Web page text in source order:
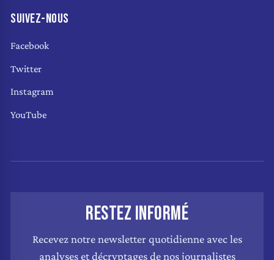
SUIVEZ-NOUS
Facebook
Twitter
Instagram
YouTube
RESTEZ INFORMÉ
Recevez notre newsletter quotidienne avec les
analyses et décryptages de nos journalistes